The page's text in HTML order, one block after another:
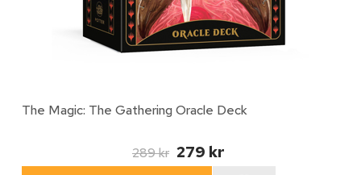
The Magic: The Gathering Oracle Deck
289 kr 279 kr